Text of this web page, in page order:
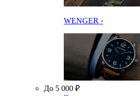
WENGER ›
До 5 000 ₽